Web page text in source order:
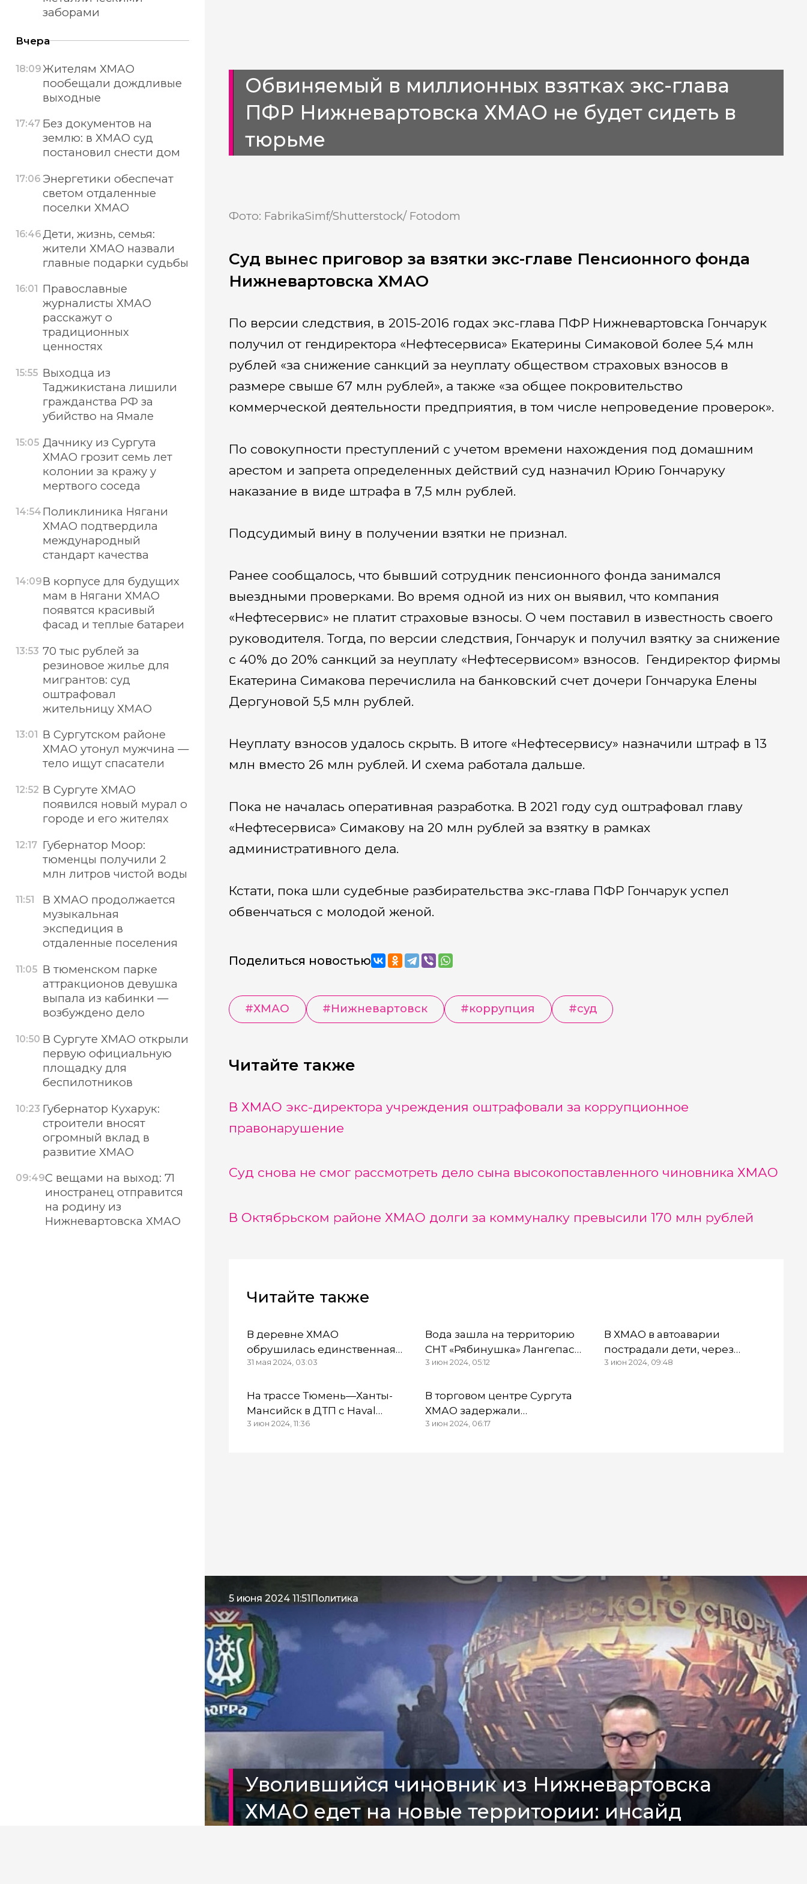
Обвиняемый в миллионных взятках экс-глава
ПФР Нижневартовска ХМАО не будет сидеть в
тюрьме
Фото: FabrikaSimf/Shutterstock/ Fotodom
Суд вынес приговор за взятки экс-главе Пенсионного фонда
Нижневартовска ХМАО
По версии следствия, в 2015-2016 годах экс-глава ПФР Нижневартовска Гончарук
получил от гендиректора «Нефтесервиса» Екатерины Симаковой более 5,4 млн
рублей «за снижение санкций за неуплату обществом страховых взносов в
размере свыше 67 млн рублей», а также «за общее покровительство
коммерческой деятельности предприятия, в том числе непроведение проверок».
По совокупности преступлений с учетом времени нахождения под домашним
арестом и запрета определенных действий суд назначил Юрию Гончаруку
наказание в виде штрафа в 7,5 млн рублей.
Подсудимый вину в получении взятки не признал.
Ранее сообщалось, что бывший сотрудник пенсионного фонда занимался
выездными проверками. Во время одной из них он выявил, что компания
«Нефтесервис» не платит страховые взносы. О чем поставил в известность своего
руководителя. Тогда, по версии следствия, Гончарук и получил взятку за снижение
с 40% до 20% санкций за неуплату «Нефтесервисом» взносов. Гендиректор фирмы
Екатерина Симакова перечислила на банковский счет дочери Гончарука Елены
Дергуновой 5,5 млн рублей.
Неуплату взносов удалось скрыть. В итоге «Нефтесервису» назначили штраф в 13
млн вместо 26 млн рублей. И схема работала дальше.
Пока не началась оперативная разработка. В 2021 году суд оштрафовал главу
«Нефтесервиса» Симакову на 20 млн рублей за взятку в рамках
административного дела.
Кстати, пока шли судебные разбирательства экс-глава ПФР Гончарук успел
обвенчаться с молодой женой.
Поделиться новостью
#ХМАО #Нижневартовск #коррупция #суд
Читайте также
В ХМАО экс-директора учреждения оштрафовали за коррупционное
правонарушение
Суд снова не смог рассмотреть дело сына высокопоставленного чиновника ХМАО
В Октябрьском районе ХМАО долги за коммуналку превысили 170 млн рублей
Читайте также
В деревне ХМАО
обрушилась единственная
дорога на "Большую землю"
31 мая 2024, 03:03
Вода зашла на территорию
СНТ «Рябинушка» Лангепаса
ХМАО
3 июн 2024, 05:12
В ХМАО в автоаварии
пострадали дети, через
сутки скончался пассажир
3 июн 2024, 09:48
На трассе Тюмень—Ханты-
Мансийск в ДТП с Haval
перевернулся автобус
3 июн 2024, 11:36
В торговом центре Сургута
ХМАО задержали
неадекватную девушку с
3 июн 2024, 06:17
5 июня 2024 11:51 Политика
Уволившийся чиновник из Нижневартовска
ХМАО едет на новые территории: инсайд
заборами
Вчера
18:09 Жителям ХМАО
пообещали дождливые
выходные
17:47 Без документов на
землю: в ХМАО суд
постановил снести дом
17:06 Энергетики обеспечат
светом отдаленные
поселки ХМАО
16:46Дети, жизнь, семья:
жители ХМАО назвали
главные подарки судьбы
16:01
Православные
журналисты ХМАО
расскажут о
традиционных
ценностях
15:55 Выходца из
Таджикистана лишили
гражданства РФ за
убийство на Ямале
15:05 Дачнику из Сургута
ХМАО грозит семь лет
колонии за кражу у
мертвого соседа
14:54 Поликлиника Нягани
ХМАО подтвердила
международный
стандарт качества
14:09В корпусе для будущих
мам в Нягани ХМАО
появятся красивый
фасад и теплые батареи
13:53 70 тыс рублей за
резиновое жилье для
мигрантов: суд
оштрафовал
жительницу ХМАО
13:01
В Сургутском районе
ХМАО утонул мужчина —
тело ищут спасатели
12:52 В Сургуте ХМАО
появился новый мурал о
городе и его жителях
12:17 Губернатор Моор:
тюменцы получили 2
млн литров чистой воды
11:51
В ХМАО продолжается
музыкальная
экспедиция в
отдаленные поселения
11:05 В тюменском парке
аттракционов девушка
выпала из кабинки —
возбуждено дело
10:50 В Сургуте ХМАО открыли
первую официальную
площадку для
беспилотников
10:23 Губернатор Кухарук:
строители вносят
огромный вклад в
развитие ХМАО
09:49С вещами на выход: 71
иностранец отправится
на родину из
Нижневартовска ХМАО